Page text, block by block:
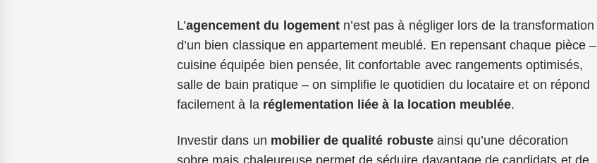
L’agencement du logementn’est pas à négliger lors de la transformation
d’un bien classique en appartement meublé. En repensant chaque pièce –
cuisine équipée bien pensée, lit confortable avec rangements optimisés,
salle de bain pratique – on simplifie le quotidien du locataire et on répond
facilement à la réglementation liée à la location meublée.
Investir dans un mobilier de qualité robusteainsi qu’une décoration
sobre mais chaleureuse permet de séduire davantage de candidats et de